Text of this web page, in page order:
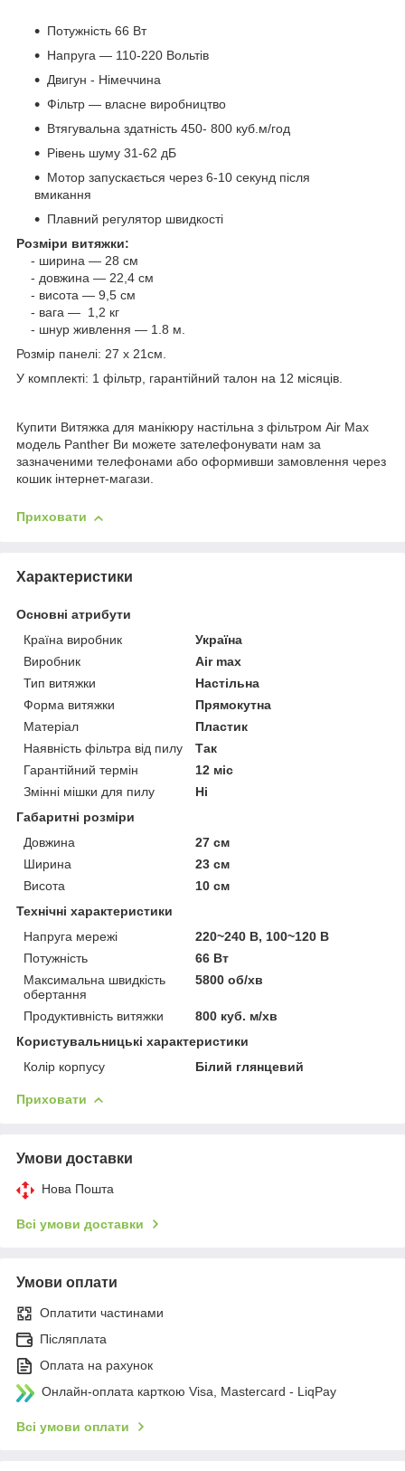
Потужність 66 Вт
Напруга — 110-220 Вольтів
Двигун - Німеччина
Фільтр — власне виробництво
Втягувальна здатність 450- 800 куб.м/год
Рівень шуму 31-62 дБ
Мотор запускається через 6-10 секунд після
вмикання
Плавний регулятор швидкості
Розміри витяжки:
- ширина — 28 см
- довжина — 22,4 см
- висота — 9,5 см
- вага — 1,2 кг
- шнур живлення — 1.8 м.
Розмір панелі: 27 х 21см.
У комплекті: 1 фільтр, гарантійний талон на 12 місяців.
Купити Витяжка для манікюру настільна з фільтром Air Max
модель Panther Ви можете зателефонувати нам за
зазначеними телефонами або оформивши замовлення через
кошик інтернет-магази.
Приховати
Характеристики
Основні атрибути
Країна виробник
Україна
Виробник
Air max
Тип витяжки
Настільна
Форма витяжки
Прямокутна
Матеріал
Пластик
Наявність фільтра від пилу
Так
Гарантійний термін
12 міс
Змінні мішки для пилу
Ні
Габаритні розміри
Довжина
27 см
Ширина
23 см
Висота
10 см
Технічні характеристики
Напруга мережі
220~240 В, 100~120 В
Потужність
66 Вт
Максимальна швидкість
обертання
5800 об/хв
Продуктивність витяжки
800 куб. м/хв
Користувальницькі характеристики
Колір корпусу
Білий глянцевий
Приховати
Умови доставки
Нова Пошта
Всі умови доставки
Умови оплати
Оплатити частинами
Післяплата
Оплата на рахунок
Онлайн-оплата карткою Visa, Mastercard - LiqPay
Всі умови оплати